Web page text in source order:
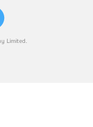
Limited.